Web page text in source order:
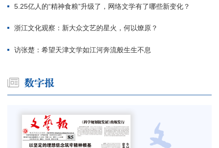
5.25亿人的“精神食粮”升级了，网络文学有了哪些新变化？
浙江文化观察：新大众文艺的星火，何以燎原？
访张楚：希望天津文学如江河奔流般生生不息